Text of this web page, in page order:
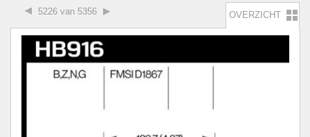
5226 van 5356 OVERZICHT